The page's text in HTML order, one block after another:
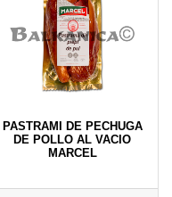
PASTRAMI DE PECHUGA
DE POLLO AL VACIO
MARCEL